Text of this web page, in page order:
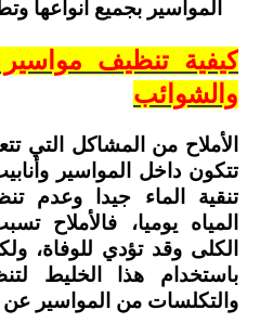
المواسير بجميع أنواعها
كيفية تنظيف مواسير
والشوائب
الأملاح من المشاكل التي
تتكون داخل المواسير
تنقية الماء جيدا وعدم
المياه يوميا،
الكلى وقد تؤدي للوفاة،
باستخدام هذا الخليط
والتكلسات من المواسير